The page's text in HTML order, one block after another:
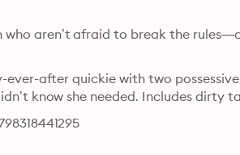
who aren’t afraid to break the
after quickie with two
know she needed. Includes dirty